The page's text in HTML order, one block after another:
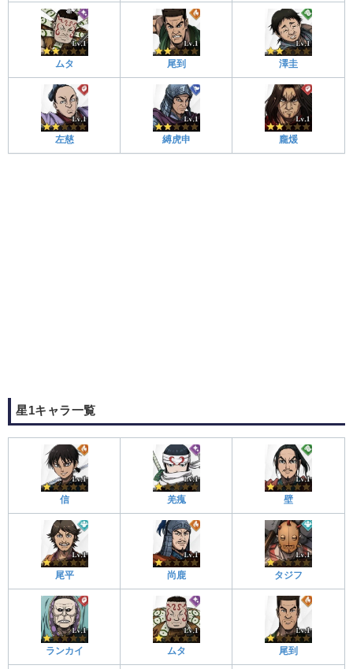
ムタ 尾到 澤圭
左慈 縛虎申 龐煖
星1キャラ一覧
信 羌瘣 壁
尾平 尚鹿 タジフ
ランカイ ムタ 尾到